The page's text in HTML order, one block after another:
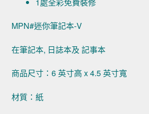
MPN#迷你筆記本-V
在筆記本, 日誌本及 記事本
商品尺寸：6 英寸高 x 4.5 英寸寬
材質：紙